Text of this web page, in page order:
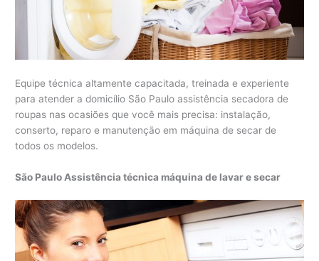
Equipe técnica altamente capacitada, treinada e experiente
para atender a domicílio São Paulo assistência secadora de
roupas nas ocasiões que você mais precisa: instalação,
conserto, reparo e manutenção em máquina de secar de
todos os modelos.
São Paulo Assistência técnica máquina de lavar e secar